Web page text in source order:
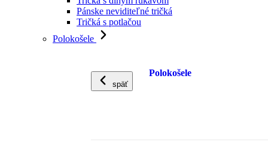
Pánske neviditeľné tričká
Tričká s potlačou
Polokošele
späť
Polokošele